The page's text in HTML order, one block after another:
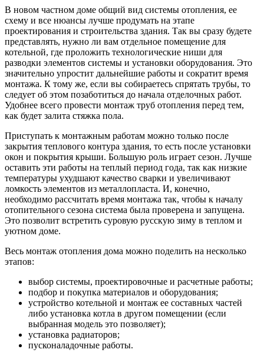
В новом частном доме общий вид системы отопления, ее
схему и все нюансы лучше продумать на этапе
проектирования и строительства здания. Так вы сразу будете
представлять, нужно ли вам отдельное помещение для
котельной, где проложить технологические ниши для
разводки элементов системы и установки оборудования. Это
значительно упростит дальнейшие работы и сократит время
монтажа. К тому же, если вы собираетесь спрятать трубы, то
следует об этом позаботиться до начала отделочных работ.
Удобнее всего провести монтаж труб отопления перед тем,
как будет залита стяжка пола.
Приступать к монтажным работам можно только после
закрытия теплового контура здания, то есть после установки
окон и покрытия крыши. Большую роль играет сезон. Лучше
оставить эти работы на теплый период года, так как низкие
температуры ухудшают качество сварки и увеличивают
ломкость элементов из металлопласта. И, конечно,
необходимо рассчитать время монтажа так, чтобы к началу
отопительного сезона система была проверена и запущена.
Это позволит встретить суровую русскую зиму в теплом и
уютном доме.
Весь монтаж отопления дома можно поделить на несколько
этапов:
выбор системы, проектировочные и расчетные работы;
подбор и покупка материалов и оборудования;
устройство котельной и монтаж ее составных частей
либо установка котла в другом помещении (если
выбранная модель это позволяет);
установка радиаторов;
пусконаладочные работы.